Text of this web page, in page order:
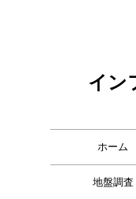
イン
ホーム
地盤調査